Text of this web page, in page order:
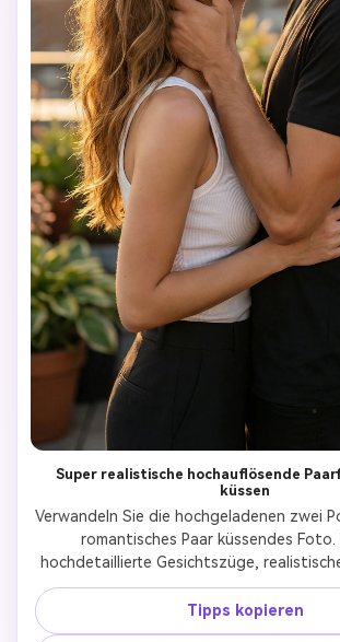
Super realistische hochauflösende
küssen
Verwandeln Sie die hochgeladenen zwei
romantisches Paar küssendes Foto.
hochdetaillierte Gesichtszüge,
Natürliche Kusspositionen, emotionale
authentische Ausdrücke. Professioneller
filmisches Licht, kein Cartoon-oder
Tipps kopieren